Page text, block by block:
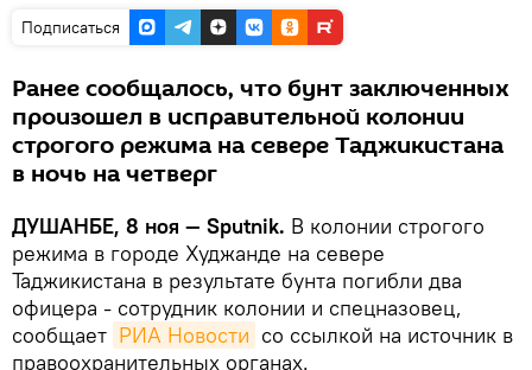
Подписаться
Ранее сообщалось, что бунт заключенных
произошел в исправительной колонии
строгого режима на севере Таджикистана
в ночь на четверг
ДУШАНБЕ, 8 ноя — Sputnik. В колонии строгого
режима в городе Худжанде на севере
Таджикистана в результате бунта погибли два
офицера - сотрудник колонии и спецназовец,
сообщает РИА Новости со ссылкой на источник в
правоохранительных органах.